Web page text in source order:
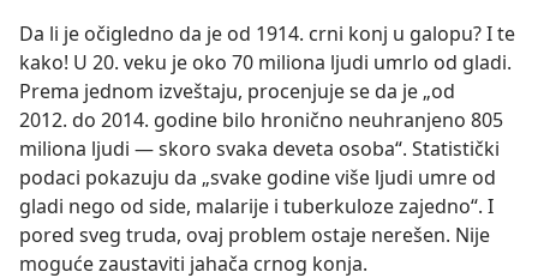
Da li je očigledno da je od 1914. crni konj u galopu? I te
kako! U 20. veku je oko 70 miliona ljudi umrlo od gladi.
Prema jednom izveštaju, procenjuje se da je „od
2012. do 2014. godine bilo hronično neuhranjeno 805
miliona ljudi — skoro svaka deveta osoba“. Statistički
podaci pokazuju da „svake godine više ljudi umre od
gladi nego od side, malarije i tuberkuloze zajedno“. I
pored sveg truda, ovaj problem ostaje nerešen. Nije
moguće zaustaviti jahača crnog konja.